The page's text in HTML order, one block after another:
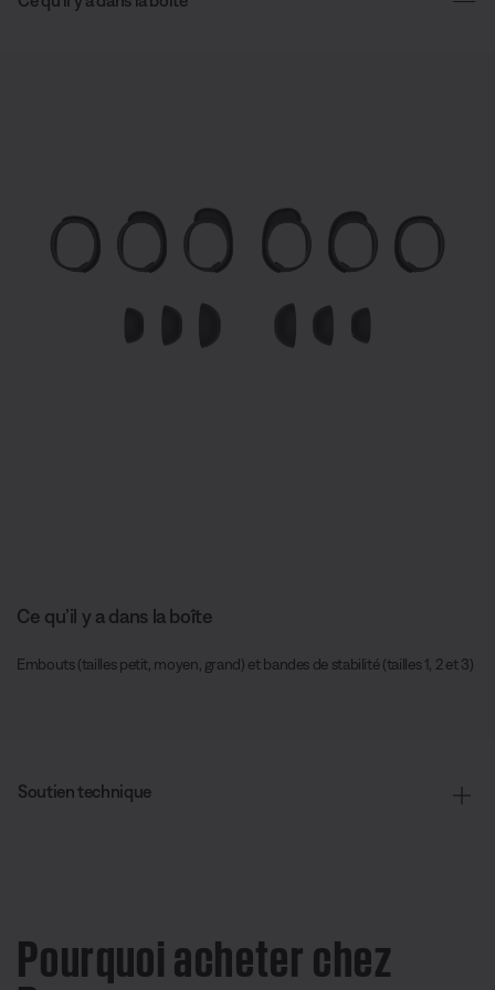
Ce qu’il y a dans la boîte
Embouts (tailles petit, moyen, grand) et bandes de stabilité (tailles 1, 2 et 3)
Soutien technique
Pourquoi acheter chez